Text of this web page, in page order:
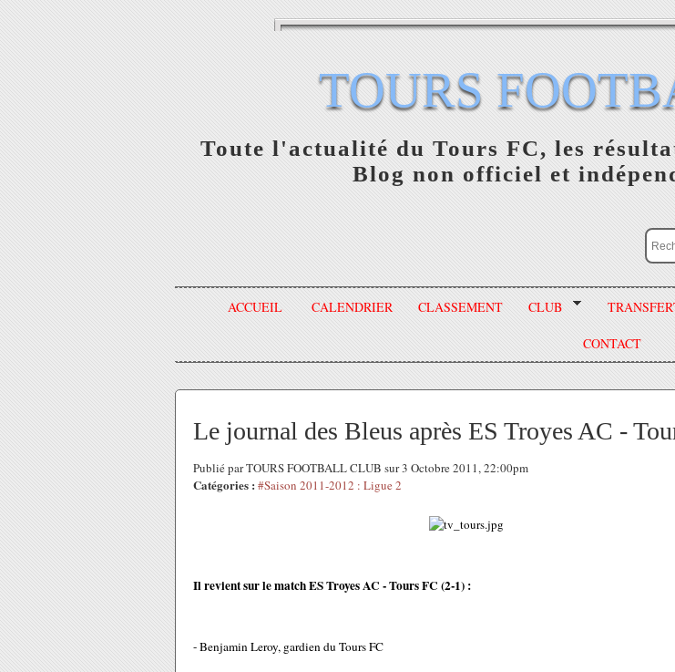
TOURS
Toute l'actualité du Tours FC, les
Blog non officiel et
ACCUEIL CALENDRIER CLASSEMENT CLUB
CONTACT
Le journal des Bleus après ES Troyes AC -
Publié par TOURS FOOTBALL CLUB sur 3 Octobre 2011, 22:00pm
Catégories : #Saison 2011-2012 : Ligue 2
Il revient sur le match ES Troyes AC - Tours FC (2-1) :
- Benjamin Leroy, gardien du Tours FC